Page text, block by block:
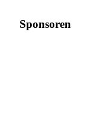
Sponsoren